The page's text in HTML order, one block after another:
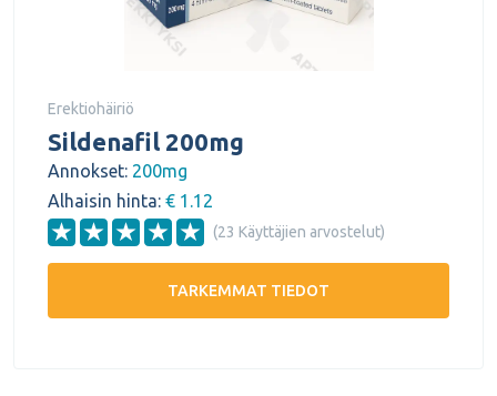
Erektiohäiriö
Sildenafil 200mg
Annokset: 200mg
Alhaisin hinta: € 1.12
(23 Käyttäjien arvostelut)
TARKEMMAT TIEDOT